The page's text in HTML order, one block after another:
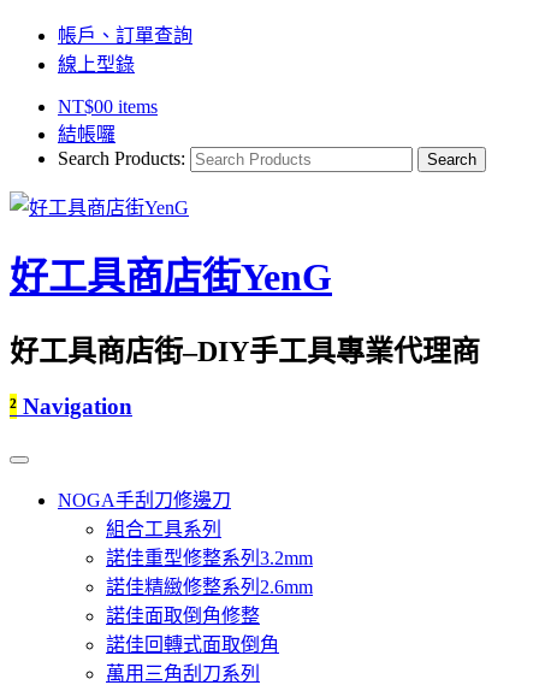
帳戶、訂單查詢
線上型錄
NT$00 items
結帳囉
Search Products:
好工具商店街YenG
好工具商店街–DIY手工具專業代理商
² Navigation
NOGA手刮刀修邊刀
組合工具系列
諾佳重型修整系列3.2mm
諾佳精緻修整系列2.6mm
諾佳面取倒角修整
諾佳回轉式面取倒角
萬用三角刮刀系列